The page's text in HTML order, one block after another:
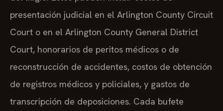
del litigio. Estos pueden incluir costos de
presentación judicial en el Arlington County Circuit
Court o en el Arlington County General District
Court, honorarios de peritos médicos o de
reconstrucción de accidentes, costos de obtención
de registros médicos y policiales, y gastos de
transcripción de deposiciones. Cada bufete